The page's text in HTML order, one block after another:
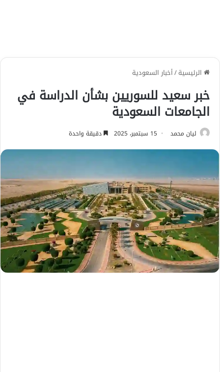
الرئيسية/أخبار السعودية
خبر سعيد للسوريين بشأن الدراسة في
الجامعات السعودية
ليان محمد 15 سبتمبر، 2025 دقيقة واحدة